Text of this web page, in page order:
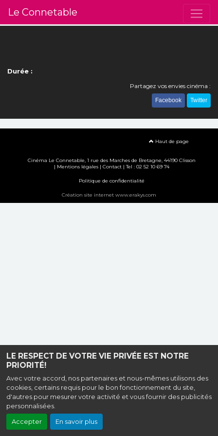
LE RESPECT DE VOTRE VIE PRIVÉE EST NOTRE
PRIORITÉ!
Avec votre accord, nos partenaires et nous-mêmes utilisons des
cookies, certains requis pour le bon fonctionnement du site,
d'autres pour mesurer votre activité et vous fournir des publicités
personnalisées.
Accepter En savoir plus
Le Connetable
Durée :
Partagez vos envies cinéma :
Facebook Twitter
Haut de page
Cinéma Le Connetable, 1 rue des Marches de Bretagne, 44190 Clisson
| Mentions légales| Contact| Tel : 02 52 10 69 74
Politique de confidentialité
Création site internet www.erakys.com